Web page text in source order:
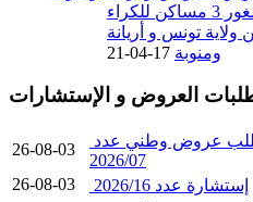
إعلام بشغور 3 مساكن للكراء
ولاية تونس و أريانة
ومنوبة 17-04-21
العروض و الإستشارات
26-08-03
2026/07
26-08-03
إستشارة عدد 2026/16